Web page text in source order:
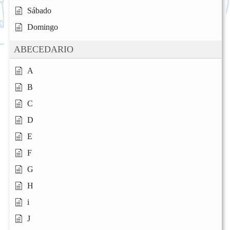
Sábado
Domingo
ABECEDARIO
A
B
C
D
E
F
G
H
i
J